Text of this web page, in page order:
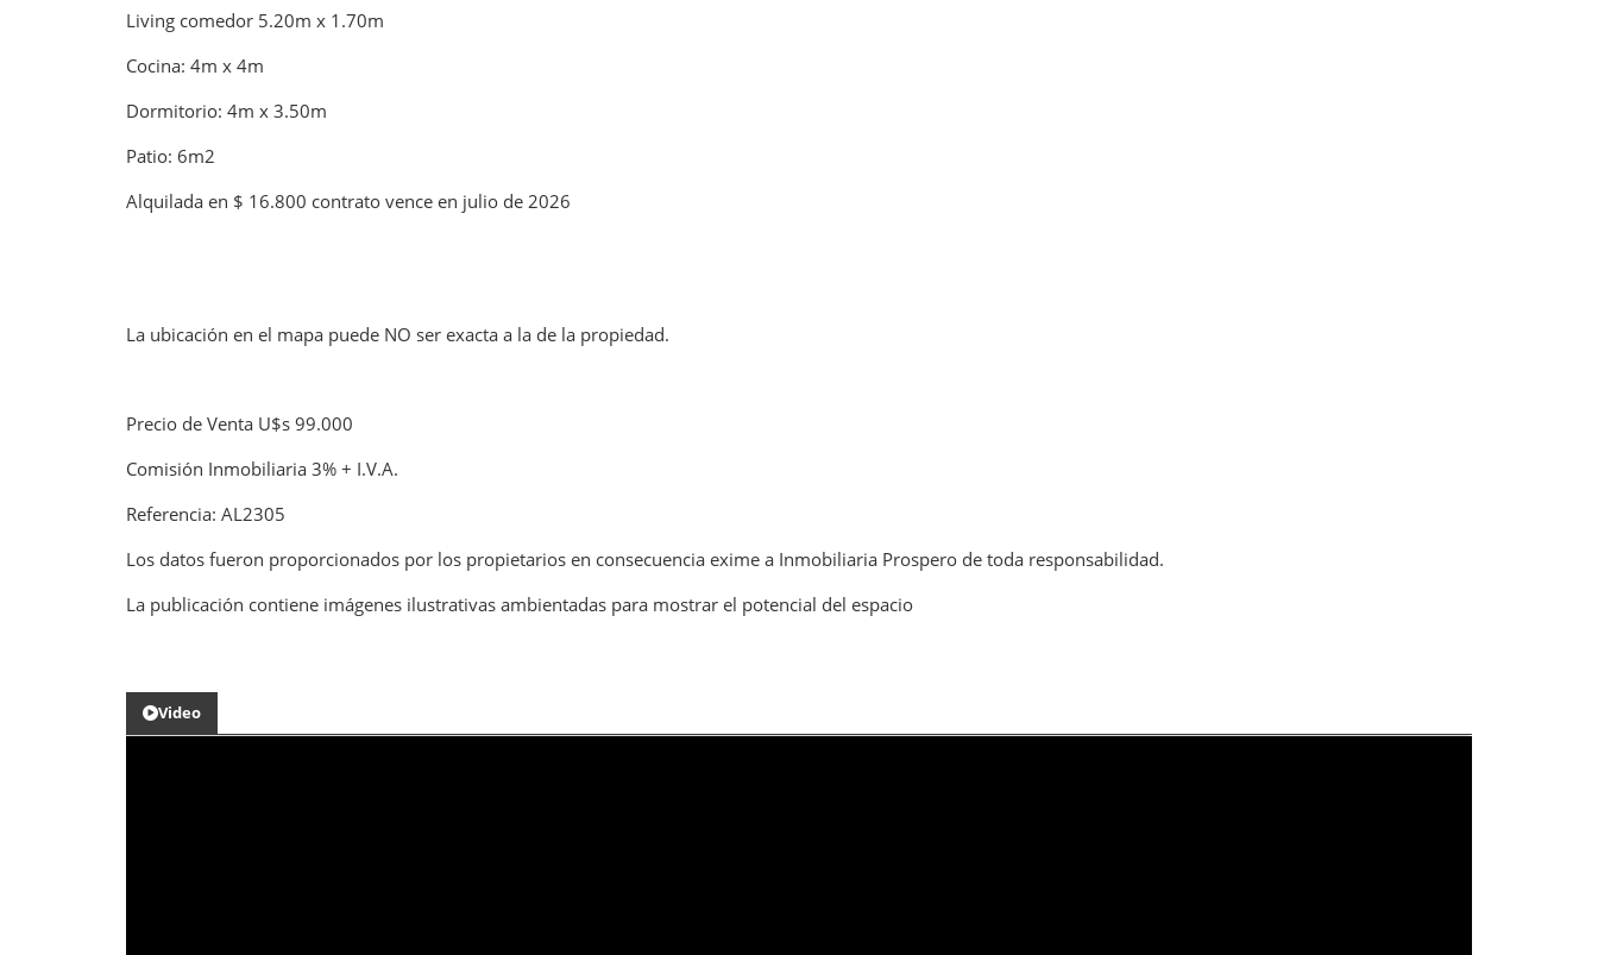
Living comedor 5.20m x 1.70m
Cocina: 4m x 4m
Dormitorio: 4m x 3.50m
Patio: 6m2
Alquilada en $ 16.800 contrato vence en julio de 2026
La ubicación en el mapa puede NO ser exacta a la de la propiedad.
Precio de Venta U$s 99.000
Comisión Inmobiliaria 3% + I.V.A.
Referencia: AL2305
Los datos fueron proporcionados por los propietarios en consecuencia exime a Inmobiliaria Prospero de toda responsabilidad.
La publicación contiene imágenes ilustrativas ambientadas para mostrar el potencial del espacio
Video